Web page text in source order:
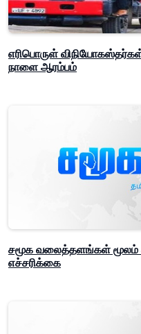
எரிபொருள்
நாளை ஆரம்பம்
சமூக வலைத்தளங்கள் மூலம்
எச்சரிக்கை